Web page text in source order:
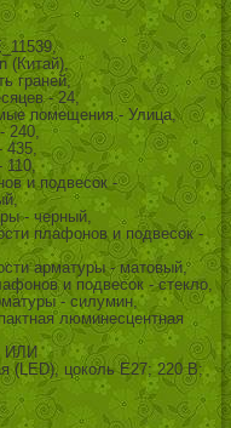
(Китай),
граней,
- 24,
помещения - Улица,
240,
435,
110,
и подвесок -
- черный,
плафонов и подвесок -
арматуры - матовый,
и подвесок - стекло,
- силумин,
люминесцентная
ИЛИ
(LED), цоколь E27; 220 В;